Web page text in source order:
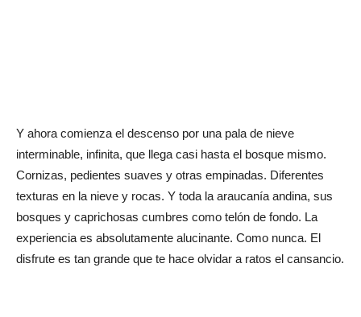
Y ahora comienza el descenso por una pala de nieve
interminable, infinita, que llega casi hasta el bosque mismo.
Cornizas, pedientes suaves y otras empinadas. Diferentes
texturas en la nieve y rocas. Y toda la araucanía andina, sus
bosques y caprichosas cumbres como telón de fondo. La
experiencia es absolutamente alucinante. Como nunca. El
disfrute es tan grande que te hace olvidar a ratos el cansancio.